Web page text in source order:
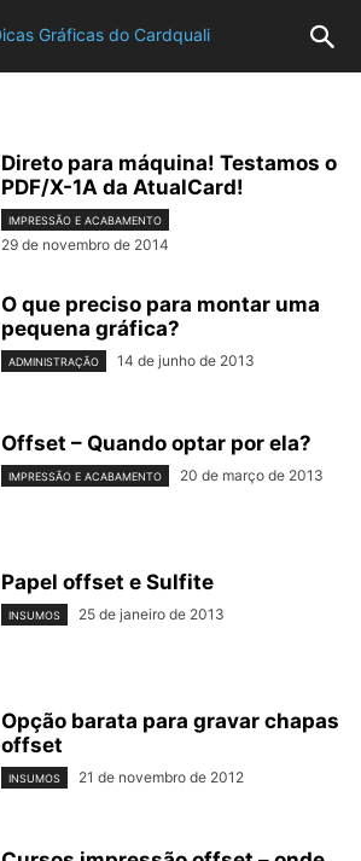
Direto para máquina! Testamos o
PDF/X-1A da AtualCard!
IMPRESSÃO E ACABAMENTO
29 de novembro de 2014
O que preciso para montar uma
pequena gráfica?
ADMINISTRAÇÃO 14 de junho de 2013
Offset – Quando optar por ela?
IMPRESSÃO E ACABAMENTO 20 de março de 2013
Papel offset e Sulfite
INSUMOS 25 de janeiro de 2013
Opção barata para gravar chapas
offset
INSUMOS 21 de novembro de 2012